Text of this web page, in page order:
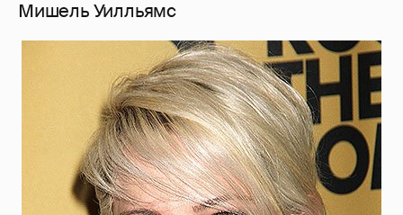
Мишель Уилльямс